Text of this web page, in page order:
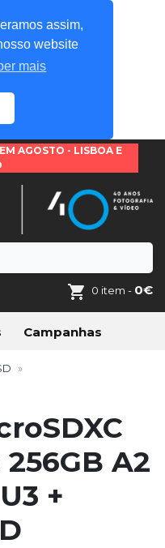
assim,
website
mais
AGOSTO - LISBOA E
0 item - 0€
Campanhas
A2
+